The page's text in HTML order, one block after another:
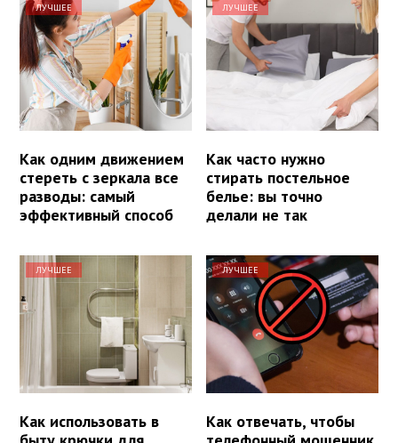
ЛУЧШЕЕ
Как одним движением
стереть с зеркала все
разводы: самый
эффективный способ
ЛУЧШЕЕ
Как часто нужно
стирать постельное
белье: вы точно
делали не так
ЛУЧШЕЕ
Как использовать в
ЛУЧШЕЕ
Как отвечать, чтобы